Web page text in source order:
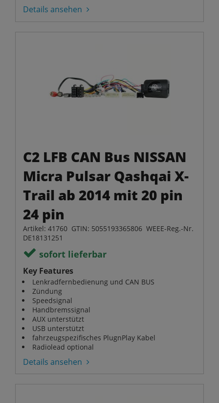
Details ansehen
C2 LFB CAN Bus NISSAN
Micra Pulsar Qashqai X-
Trail ab 2014 mit 20 pin
24 pin
Artikel: 41760 GTIN: 5055193365806 WEEE-Reg.-Nr.
DE18131251
sofort lieferbar
Key Features
Lenkradfernbedienung und CAN BUS
Zündung
Speedsignal
Handbremssignal
AUX unterstützt
USB unterstützt
fahrzeugspezifisches PlugnPlay Kabel
Radiolead optional
Details ansehen